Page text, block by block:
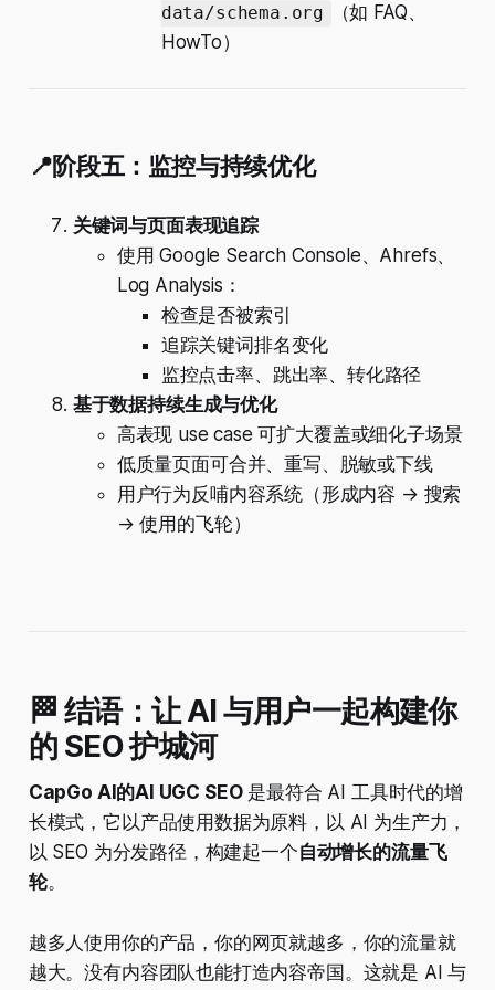
data/schema.org
（如 FAQ、
HowTo）
📍阶段五：监控与持续优化
关键词与页面表现追踪
使用 Google Search Console、Ahrefs、
Log Analysis：
检查是否被索引
追踪关键词排名变化
监控点击率、跳出率、转化路径
基于数据持续生成与优化
高表现 use case 可扩大覆盖或细化子场景
低质量页面可合并、重写、脱敏或下线
用户行为反哺内容系统（形成内容 → 搜索
→ 使用的飞轮）
🏁 结语：让 AI 与用户一起构建你
的 SEO 护城河
CapGo AI的AI UGC SEO是最符合 AI 工具时代的增
长模式，它以产品使用数据为原料，以 AI 为生产力，
以 SEO 为分发路径，构建起一个自动增长的流量飞
轮。
越多人使用你的产品，你的网页就越多，你的流量就
越大。没有内容团队也能打造内容帝国。这就是 AI 与